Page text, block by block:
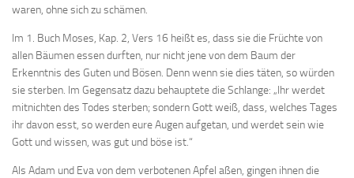
waren, ohne sich zu schämen.
Im 1. Buch Moses, Kap. 2, Vers 16 heißt es, dass sie die Früchte von
allen Bäumen essen durften, nur nicht jene von dem Baum der
Erkenntnis des Guten und Bösen. Denn wenn sie dies täten, so würden
sie sterben. Im Gegensatz dazu behauptete die Schlange: „Ihr werdet
mitnichten des Todes sterben; sondern Gott weiß, dass, welches Tages
ihr davon esst, so werden eure Augen aufgetan, und werdet sein wie
Gott und wissen, was gut und böse ist.“
Als Adam und Eva von dem verbotenen Apfel aßen, gingen ihnen die